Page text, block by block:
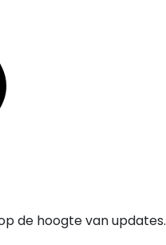
de hoogte van updates.